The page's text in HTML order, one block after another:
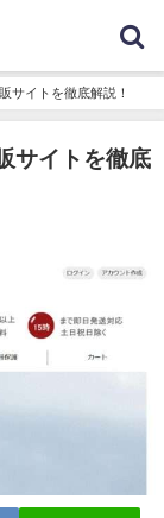
サイトを徹底解説！
サイトを徹底